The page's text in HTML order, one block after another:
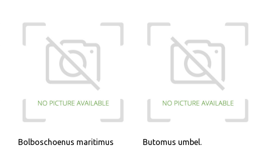
Bolboschoenus maritimus
Butomus umbel.